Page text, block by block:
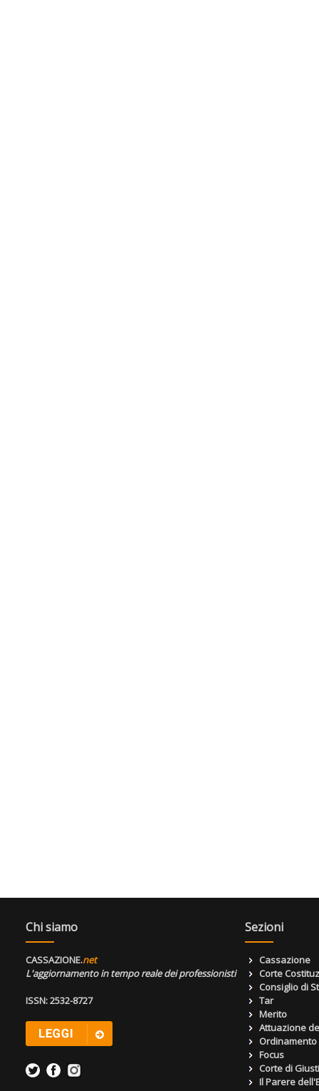
Chi siamo
CASSAZIONE.net
L'aggiornamento in tempo reale dei professionisti
ISSN: 2532-8727
Sezioni
Cassazione
Corte
Consiglio di
Tar
Merito
Attuazione
Focus
Corte di
Il Parere